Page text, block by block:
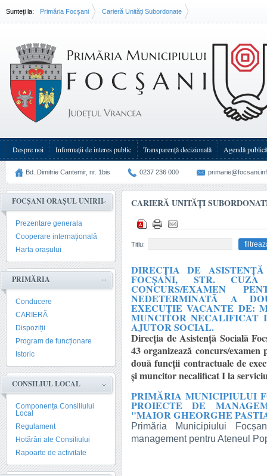
Sunteți la: Primăria Focșani Carieră Unități Subordonate
Despre noi Informații de interes public Transparenţă decizională Agendă publică
Bd. Dimitrie Cantemir, nr. 1bis 0237 236 000
FOCȘANI ORAȘUL UNIRII
Prezentare generala
Cooperare internațională
Harta orașului
PRIMĂRIA
Conducere
CARIERĂ
Dispoziții
Program de funcționare
Istoric
CONSILIUL LOCAL
Componența Consiliului
Local
Regulament
Hotărâri ale Consiliului
Rapoarte de activitate
CARIERĂ UNITĂȚI
Titlu:
DIRECŢIA DE
FOCŞANI, STR.
CONCURS/EXAMEN
NEDETERMINATĂ A
EXECUŢIE VACANTE DE:
MUNCITOR NECALIFICAT
AJUTOR SOCIAL.
Direcţia de Asistenţă Socială
43 organizează concurs/
două funcţii contractuale de
și muncitor necalificat I la
PRIMĂRIA MUNICIPIULUI
PROIECTE DE
"MAIOR GHEORGHE
Primăria Municipiului
management pentru Ateneul